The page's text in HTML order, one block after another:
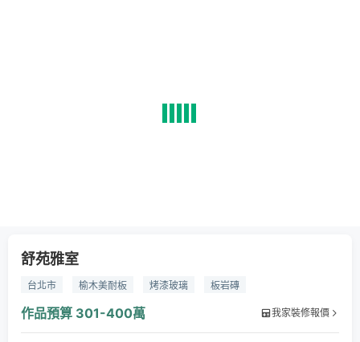
舒苑雅室
台北市 榆木美耐板 烤漆玻璃 板岩磚
作品預算 301-400萬 我家裝修報價